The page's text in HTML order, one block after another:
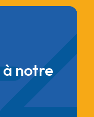
notre